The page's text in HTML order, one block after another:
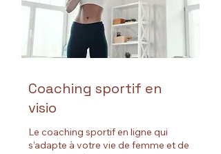
Coaching sportif en
visio
Le coaching sportif en ligne qui
s’adapte à votre vie de femme et de